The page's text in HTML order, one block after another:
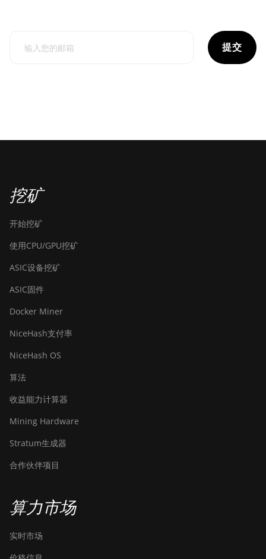
提交
挖矿
开始挖矿
使用CPU/GPU挖矿
ASIC设备挖矿
ASIC固件
Docker Miner
NiceHash支付率
NiceHash OS
算法
收益能力计算器
Mining Hardware
Stratum生成器
合作伙伴项目
算力市场
实时市场